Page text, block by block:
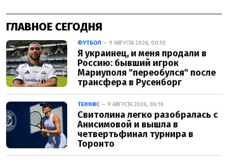
ГЛАВНОЕ СЕГОДНЯ
ФУТБОЛ — 9 АВГУСТА 2026, 00:50
Я украинец, и меня продали в
Россию: бывший игрок
Мариуполя "переобулся" после
трансфера в Русенборг
ТЕННИС — 9 АВГУСТА 2026, 06:16
Свитолина легко разобралась с
Анисимовой и вышла в
четвертьфинал турнира в
Торонто